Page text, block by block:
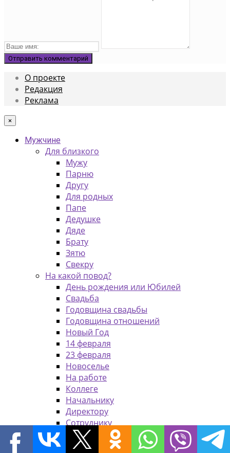
О проекте
Редакция
Реклама
×
Мужчине
Для близкого
Мужу
Парню
Другу
Для родных
Папе
Дедушке
Дяде
Брату
Зятю
Свекру
На какой повод?
День рождения или Юбилей
Свадьба
Годовщина свадьбы
Годовщина отношений
Новый Год
14 февраля
23 февраля
Новоселье
На работе
Коллеге
Начальнику
Директору
Сотруднику
Клиенту
Женщине